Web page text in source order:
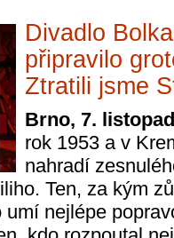
Divadlo
připravilo
Ztratili jsme
Brno, 7.
rok 1953 a v
nahradí
Ten, za kým
umí nejlépe